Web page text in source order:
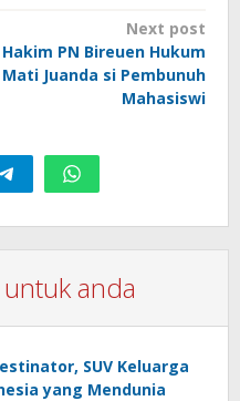
Next post
Hakim PN Bireuen Hukum
Mati Juanda si Pembunuh
Mahasiswi
anda
SUV Keluarga
yang Mendunia